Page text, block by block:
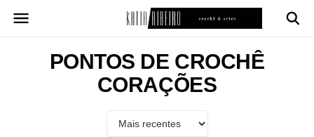
para
PONTOS DE CROCHÊ
CORAÇÕES